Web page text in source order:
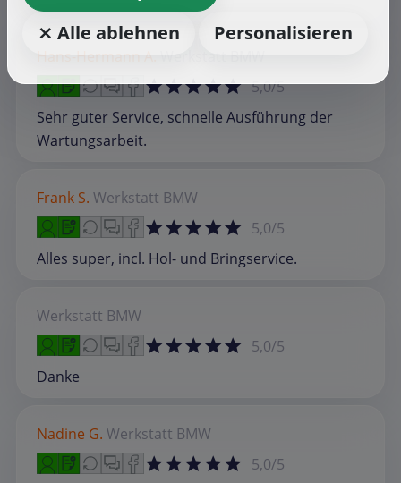
Hans-Hermann A.
5,0/5
Sehr guter Service, schnelle Ausführung der
Wartungsarbeit.
Frank S. Werkstatt BMW
5,0/5
Alles super, incl. Hol- und Bringservice.
Werkstatt BMW
5,0/5
Danke
Nadine G. Werkstatt BMW
5,0/5
⨯ Alle ablehnen
Personalisieren